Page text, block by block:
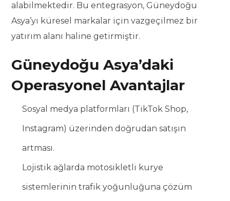
alabilmektedir. Bu entegrasyon, Güneydoğu
Asya’yı küresel markalar için vazgeçilmez bir
yatırım alanı haline getirmiştir.
Güneydoğu Asya’daki
Operasyonel Avantajlar
Sosyal medya platformları (TikTok Shop,
Instagram) üzerinden doğrudan satışın
artması.
Lojistik ağlarda motosikletli kurye
sistemlerinin trafik yoğunluğuna çözüm